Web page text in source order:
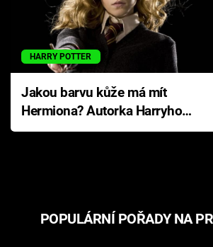
HARRY POTTER
Jakou barvu kůže má mít
Hermiona? Autorka Harryho
Pottera přišla s ráznou
POPULÁRNÍ POŘADY NA